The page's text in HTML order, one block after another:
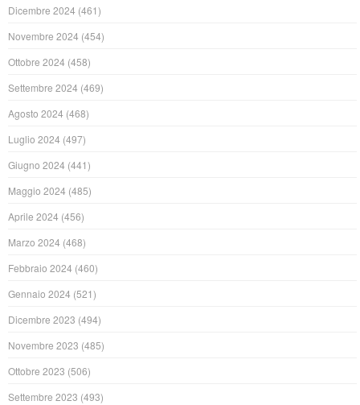
Dicembre 2024 (461)
Novembre 2024 (454)
Ottobre 2024 (458)
Settembre 2024 (469)
Agosto 2024 (468)
Luglio 2024 (497)
Giugno 2024 (441)
Maggio 2024 (485)
Aprile 2024 (456)
Marzo 2024 (468)
Febbraio 2024 (460)
Gennaio 2024 (521)
Dicembre 2023 (494)
Novembre 2023 (485)
Ottobre 2023 (506)
Settembre 2023 (493)